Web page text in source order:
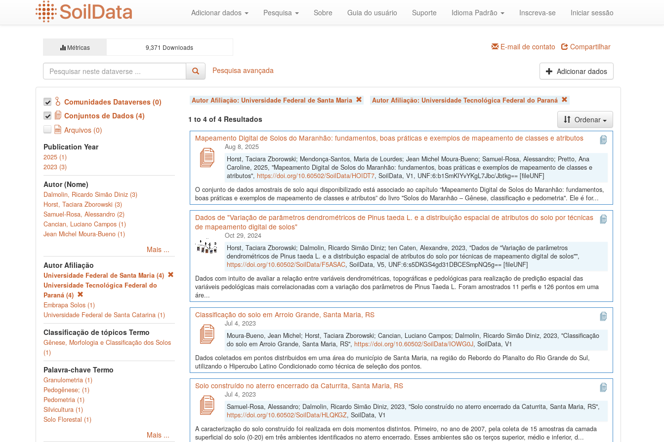
Adicionar dados Pesquisa Sobre Guia do usuário Suporte Idioma Padrão Inscreva-se Iniciar sessão
Métricas 9,371 Downloads E-mail de contato Compartilhar
Pesquisa avançada Adicionar dados
Comunidades Dataverses (0)
Conjuntos de Dados (4)
Arquivos (0)
Publication Year
2025 (1)
2023 (3)
Autor (Nome)
Dalmolin, Ricardo Simão Diniz (3)
Horst, Taciara Zborowski (3)
Samuel-Rosa, Alessandro (2)
Cancian, Luciano Campos (1)
Jean Michel Moura-Bueno (1)
Mais ...
Autor Afiliação
Universidade Federal de Santa Maria (4)
Universidade Tecnológica Federal do
Paraná (4)
Embrapa Solos (1)
Universidade Federal de Santa Catarina (1)
Classificação de tópicos Termo
Gênese, Morfologia e Classificação dos Solos
(1)
Palavra-chave Termo
Granulometria (1)
Pedogênese; (1)
Pedometria (1)
Silvicultura (1)
Solo Florestal (1)
Mais ...
Autor Afiliação: Universidade Federal de Santa Maria Autor Afiliação: Universidade Tecnológica Federal do Paraná
1 to 4 of 4 Resultados
Ordenar
Mapeamento Digital de Solos do Maranhão: fundamentos, boas práticas e exemplos de mapeamento de classes e atributos
Aug 8, 2025
Horst, Taciara Zborowski; Mendonça-Santos, Maria de Lourdes; Jean Michel Moura-Bueno; Samuel-Rosa, Alessandro; Pretto, Ana
Caroline, 2025, "Mapeamento Digital de Solos do Maranhão: fundamentos, boas práticas e exemplos de mapeamento de classes e
atributos", https://doi.org/10.60502/SoilData/HOIDT7, SoilData, V1, UNF:6:b1SmKIYvYKgL7Jbc/Jbtkg== [fileUNF]
O conjunto de dados amostrais de solo aqui disponibilizado está associado ao capítulo “Mapeamento Digital de Solos do Maranhão: fundamentos,
boas práticas e exemplos de mapeamento de classes e atributos” do livro "Solos do Maranhão – Gênese, classificação e pedometria". Ele é for...
Dados de "Variação de parâmetros dendrométricos de Pinus taeda L. e a distribuição espacial de atributos do solo por técnicas
de mapeamento digital de solos"
Oct 29, 2024
Horst, Taciara Zborowski; Dalmolin, Ricardo Simão Diniz; ten Caten, Alexandre, 2023, "Dados de "Variação de parâmetros
dendrométricos de Pinus taeda L. e a distribuição espacial de atributos do solo por técnicas de mapeamento digital de solos"",
https://doi.org/10.60502/SoilData/F5ASAC, SoilData, V5, UNF:6:s5DKGS4gd31DBCESmpNQ5g== [fileUNF]
Dados com intuito de avaliar a relação entre variáveis dendrométricas, topográficas e pedológicas para realização de predição espacial das
variáveis pedológicas mais correlacionadas com a variação dos parâmetros de Pinus Taeda L. Foram amostrados 11 perfis e 126 pontos em uma
áre...
Classificação do solo em Arroio Grande, Santa Maria, RS
Jul 4, 2023
Moura-Bueno, Jean Michel; Horst, Taciara Zborowski; Cancian, Luciano Campos; Dalmolin, Ricardo Simão Diniz, 2023, "Classificação
do solo em Arroio Grande, Santa Maria, RS", https://doi.org/10.60502/SoilData/IOWG0J, SoilData, V1
Dados coletados em pontos distribuidos em uma área do município de Santa Maria, na região do Rebordo do Planalto do Rio Grande do Sul,
utilizando o Hipercubo Latino Condicionado como técnica de seleção dos pontos.
Solo construído no aterro encerrado da Caturrita, Santa Maria, RS
Jul 4, 2023
Samuel-Rosa, Alessandro; Dalmolin, Ricardo Simão Diniz, 2023, "Solo construído no aterro encerrado da Caturrita, Santa Maria, RS",
https://doi.org/10.60502/SoilData/HLQKGZ, SoilData, V1
A caracterização do solo construído foi realizada em dois momentos distintos. Primeiro, no ano de 2007, pela coleta de 15 amostras da camada
superficial do solo (0-20) em três ambientes identificados no aterro encerrado. Esses ambientes são os terços superior, médio e inferior, d...